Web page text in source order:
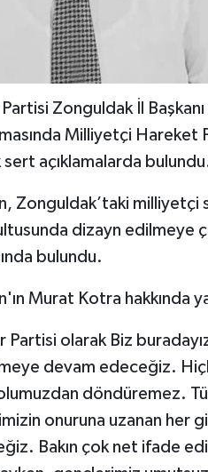
Zonguldak İl
Milliyetçi
sert açıklamalarda
Zonguldak’taki
dizayn edilmeye
bulundu.
Murat Kotra hakkında
Partisi olarak Biz
devam edeceğiz.
döndüremez.
onuruna uzanan her
Bakın çok net ifade